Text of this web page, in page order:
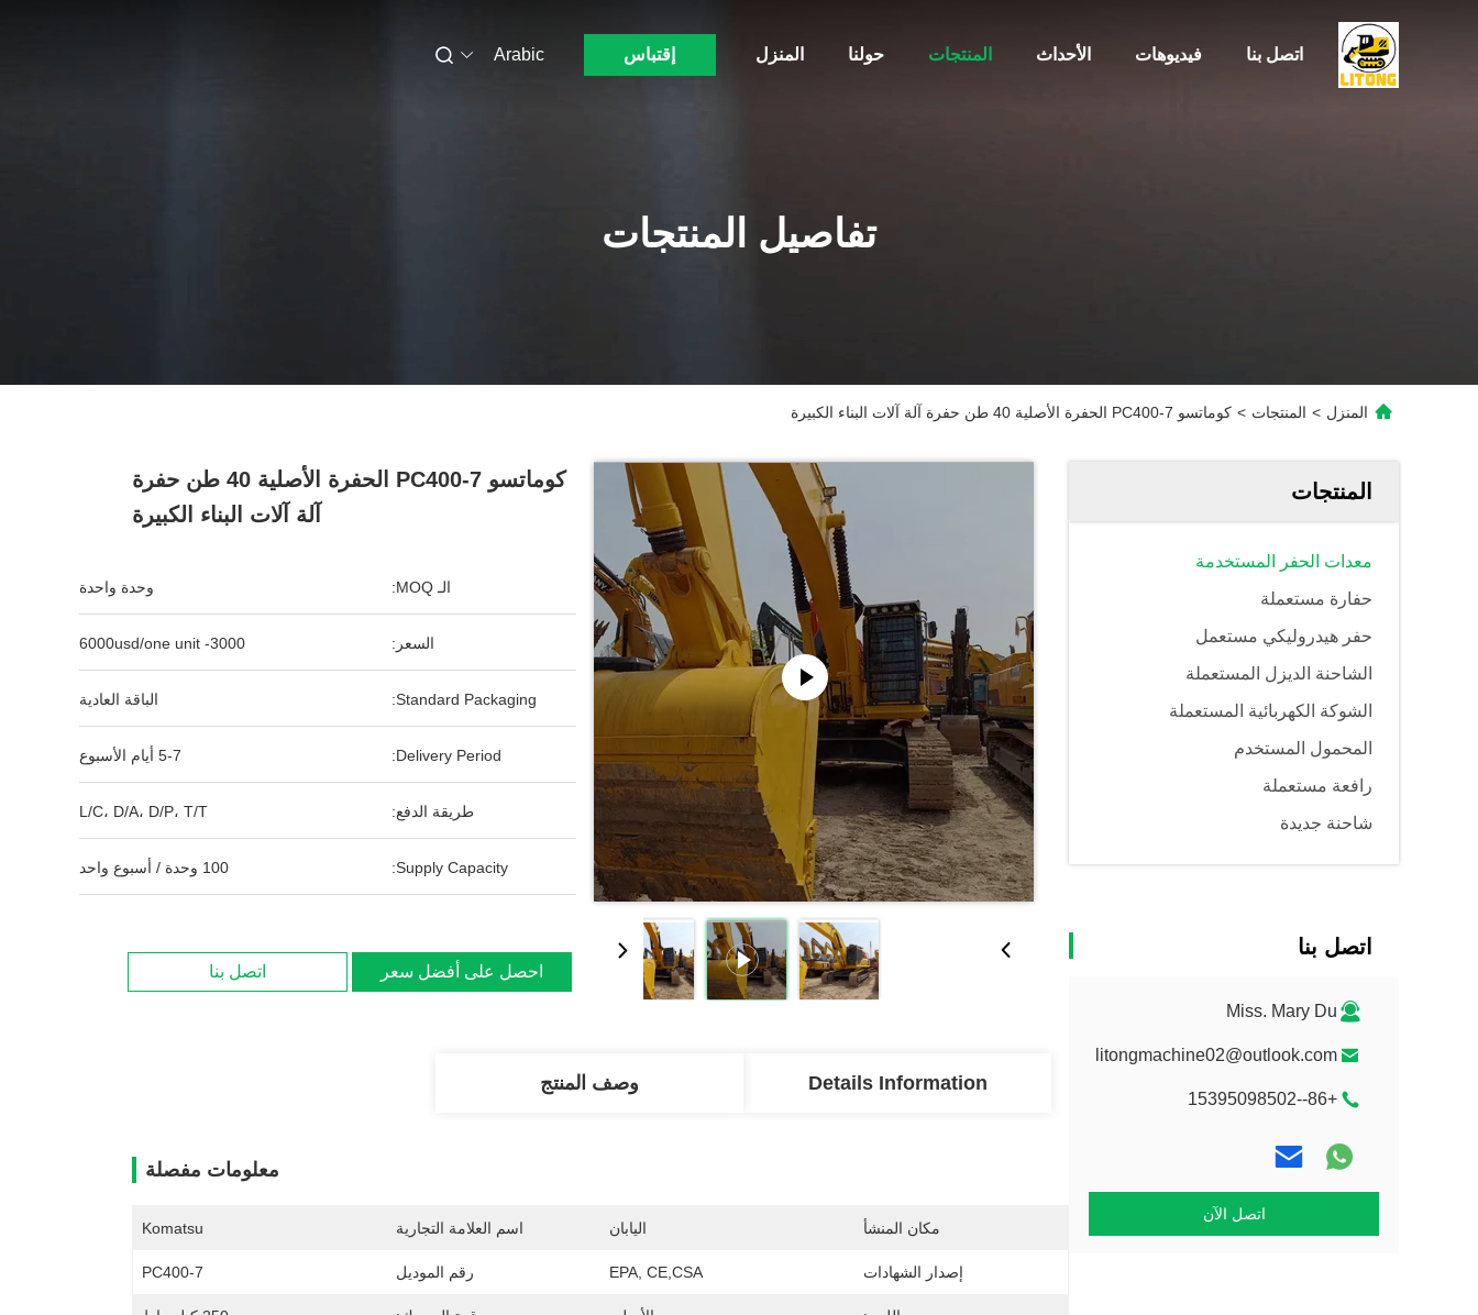
المنزل حولنا المنتجات الأحداث فيديوهات اتصل بنا إقتباس Arabic
تفاصيل المنتجات
المنزل > المنتجات > كوماتسو PC400-7 الحفرة الأصلية 40 طن حفرة آلة آلات البناء الكبيرة
المنتجات
معدات الحفر المستخدمة
حفارة مستعملة
حفر هيدروليكي مستعمل
الشاحنة الديزل المستعملة
الشوكة الكهربائية المستعملة
المحمول المستخدم
رافعة مستعملة
شاحنة جديدة
اتصل بنا
Miss. Mary Du
litongmachine02@outlook.com
+86--15395098502
اتصل الآن
كوماتسو PC400-7 الحفرة الأصلية 40 طن حفرة
آلة آلات البناء الكبيرة
الـ MOQ: وحدة واحدة
السعر: 3000- 6000usd/one unit
Standard Packaging: الباقة العادية
Delivery Period: 5-7 أيام الأسبوع
طريقة الدفع: L/C، D/A، D/P، T/T
Supply Capacity: 100 وحدة / أسبوع واحد
احصل على أفضل سعر اتصل بنا
Details Information وصف المنتج
معلومات مفصلة
مكان المنشأ اليابان اسم العلامة التجارية Komatsu
إصدار الشهادات EPA, CE,CSA رقم الموديل PC400-7